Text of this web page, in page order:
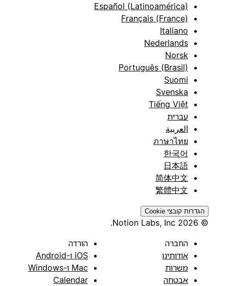
Español (Latinoamérica)
Français (France)
Italiano
Nederlands
Norsk
Português (Brasil)
Suomi
Svenska
Tiếng Việt
עברית
العربية
ภาษาไทย
한국어
日本語
简体中文
繁體中文
הגדרות קובצי Cookie
החברה
אודותינו
משרות
אבטחה
הורדה
iOS ו-Android
Mac ו-Windows
Calendar